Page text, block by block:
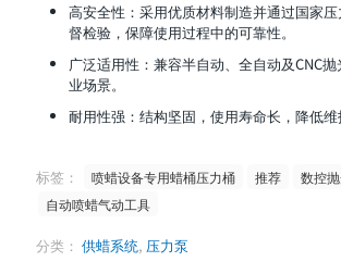
高安全性：采用优质材料制造并通过国家
督检验，保障使用过程中的可靠性。
广泛适用性：兼容半自动、全自动及CNC
业场景。
耐用性强：结构坚固，使用寿命长，降低维
标签： 喷蜡设备专用蜡桶压力桶 推荐
数控
自动喷蜡气动工具
分类： 供蜡系统, 压力泵